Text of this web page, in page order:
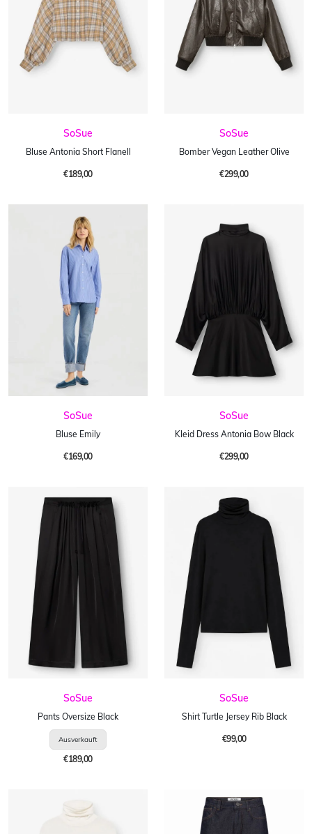
SoSue
Bluse Antonia Short Flanell
€189,00
SoSue
Bomber Vegan Leather Olive
€299,00
SoSue
Bluse Emily
€169,00
SoSue
Kleid Dress Antonia Bow Black
€299,00
SoSue
Pants Oversize Black
€189,00
SoSue
Shirt Turtle Jersey Rib Black
€99,00